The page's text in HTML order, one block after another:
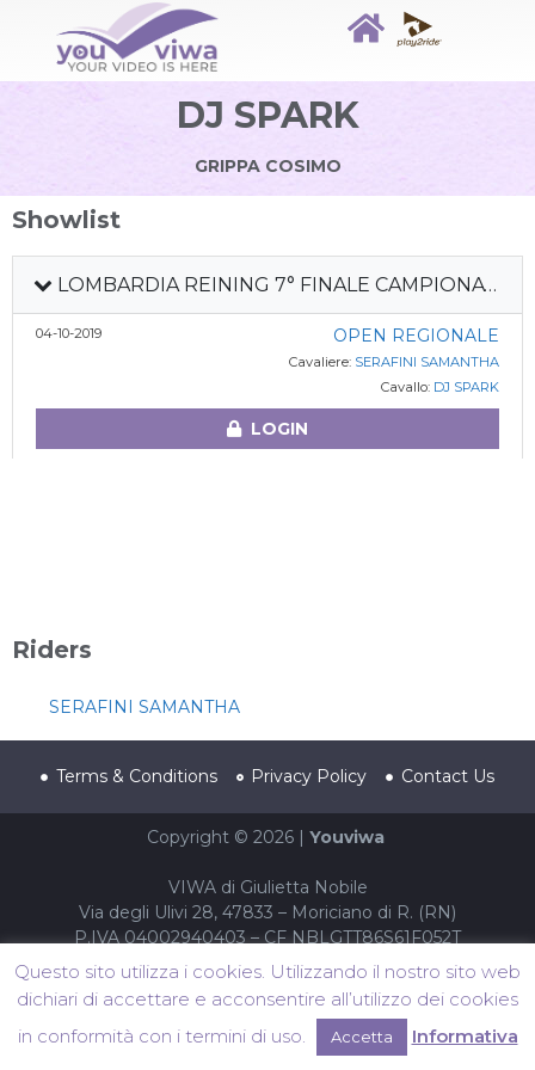
DJ SPARK
GRIPPA COSIMO
Showlist
LOMBARDIA REINING 7° FINALE CAMPIONATO REGIONALE + FUTURITY REGIONALE
04-10-2019 OPEN REGIONALE
Cavaliere: SERAFINI SAMANTHA
Cavallo: DJ SPARK
LOGIN
Riders
SERAFINI SAMANTHA
Terms & Conditions Privacy Policy Contact Us
Copyright © 2026 | Youviwa
VIWA di Giulietta Nobile
Via degli Ulivi 28, 47833 – Moriciano di R. (RN)
P.IVA 04002940403 – CF NBLGTT86S61F052T
Questo sito utilizza i cookies. Utilizzando il nostro sito web
dichiari di accettare e acconsentire all’utilizzo dei cookies
in conformità con i termini di uso.
Accetta Informativa